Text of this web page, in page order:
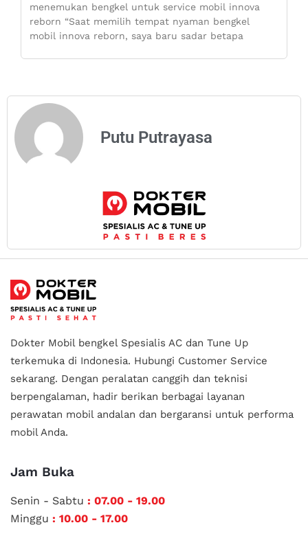
menemukan bengkel untuk service mobil innova
reborn “Saat memilih tempat nyaman bengkel
mobil innova reborn, saya baru sadar betapa
Putu Putrayasa
Dokter Mobil bengkel Spesialis AC dan Tune Up
terkemuka di Indonesia. Hubungi Customer Service
sekarang. Dengan peralatan canggih dan teknisi
berpengalaman, hadir berikan berbagai layanan
perawatan mobil andalan dan bergaransi untuk performa
mobil Anda.
Jam Buka
Senin - Sabtu : 07.00 - 19.00
Minggu : 10.00 - 17.00